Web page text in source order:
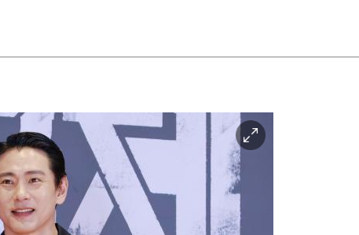
이
미
지
대